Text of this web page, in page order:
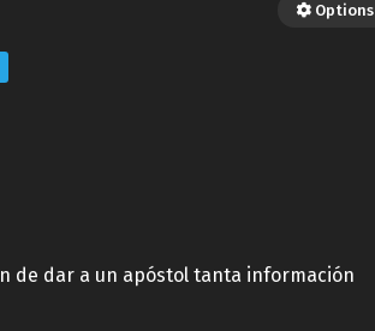
Options
de dar a un apóstol tanta información